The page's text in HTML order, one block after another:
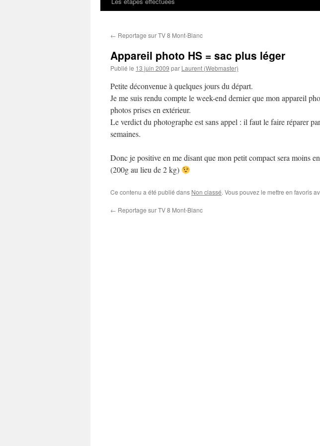
← Reportage sur TV 8 Mont-Blanc
Appareil photo HS = sac plus léger
Publié le 13 juin 2009 par Laurent (Webmaster)
Petite déconvenue à quelques jours du départ.
Je me suis rendu compte le week-end dernier que mon appareil
photos prises en extérieur.
Le verdict du photographe est sans appel : il faut le faire réparer
semaines.
Donc je positive en me disant que mon petit compact sera moins
(200g au lieu de 2 kg)
Ce contenu a été publié dans Non classé. Vous pouvez le mettre en favoris
← Reportage sur TV 8 Mont-Blanc